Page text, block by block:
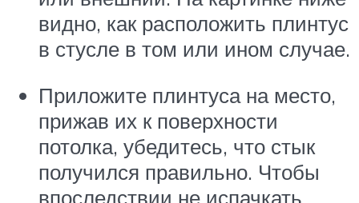
видно, как расположить плинтус
в стусле в том или ином случае.
Приложите плинтуса на место,
прижав их к поверхности
потолка, убедитесь, что стык
получился правильно. Чтобы
впоследствии не испачкать